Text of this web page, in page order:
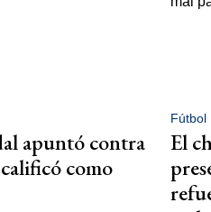
apuntó contra
como
Fútbol
El